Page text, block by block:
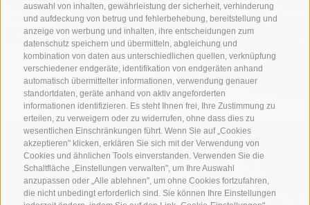
auswahl von inhalten, gewährleistung der sicherheit, verhinderung
und aufdeckung von betrug und fehlerbehebung, bereitstellung und
anzeige von werbung und inhalten, ihre entscheidungen zum
datenschutz speichern und übermitteln, abgleichung und
kombination von daten aus unterschiedlichen quellen, verknüpfung
verschiedener endgeräte, identifikation von endgeräten anhand
automatisch übermittelter informationen, verwendung genauer
standortdaten, geräte anhand von aktiv angeforderten
informationen identifizieren. Es steht Ihnen frei, Ihre Zustimmung zu
erteilen, zu verweigern oder zu widerrufen, ohne dass dies zu
wesentlichen Einschränkungen führt. Wenn Sie auf „Cookies
akzeptieren" klicken, erklären Sie sich mit der Verwendung von
Cookies und ähnlichen Tools einverstanden. Verwenden Sie die
Schaltfläche „Einstellungen verwalten", um Ihre Auswahl
anzupassen oder „Alle ablehnen", um ohne Cookies fortzufahren,
die nicht unbedingt erforderlich sind. Sie können Ihre Einstellungen
HÜTTEN & PANORAMA